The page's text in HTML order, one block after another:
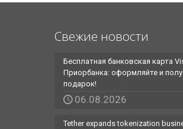
Свежие новости
Бесплатная банковская карта
Приорбанка: оформляйте и
подарок!
06.08.2026
Tether expands tokenization